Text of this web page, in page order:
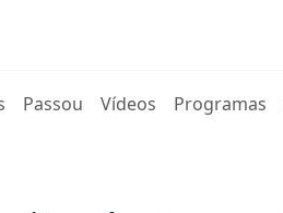
Passou Vídeos Programas